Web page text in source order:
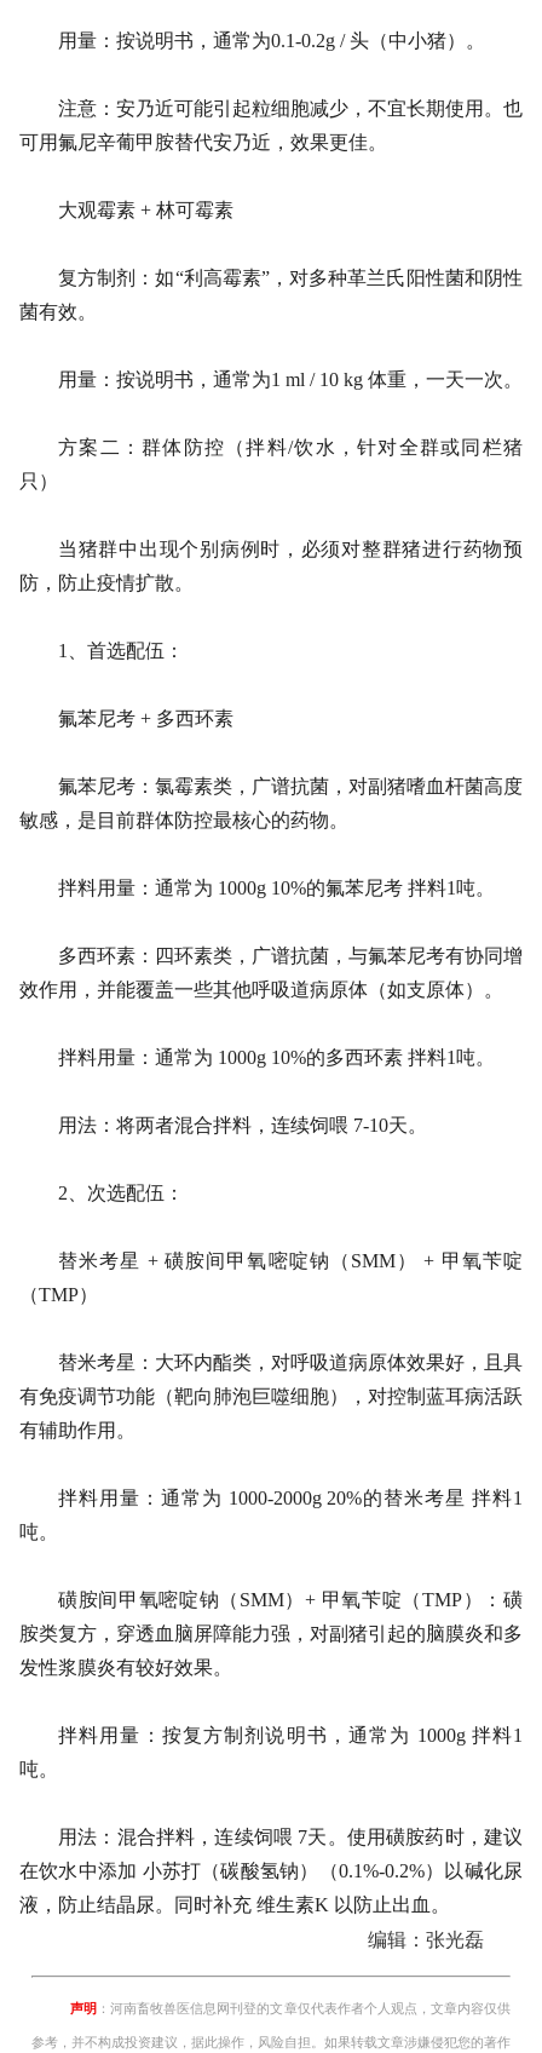
用量：按说明书，通常为0.1-0.2g / 头（中小猪）。
注意：安乃近可能引起粒细胞减少，不宜长期使用。也
可用氟尼辛葡甲胺替代安乃近，效果更佳。
大观霉素 + 林可霉素
复方制剂：如“利高霉素”，对多种革兰氏阳性菌和阴性
菌有效。
用量：按说明书，通常为1 ml / 10 kg 体重，一天一次。
方案二：群体防控（拌料/饮水，针对全群或同栏猪
只）
当猪群中出现个别病例时，必须对整群猪进行药物预
防，防止疫情扩散。
1、首选配伍：
氟苯尼考 + 多西环素
氟苯尼考：氯霉素类，广谱抗菌，对副猪嗜血杆菌高度
敏感，是目前群体防控最核心的药物。
拌料用量：通常为 1000g 10%的氟苯尼考 拌料1吨。
多西环素：四环素类，广谱抗菌，与氟苯尼考有协同增
效作用，并能覆盖一些其他呼吸道病原体（如支原体）。
拌料用量：通常为 1000g 10%的多西环素 拌料1吨。
用法：将两者混合拌料，连续饲喂 7-10天。
2、次选配伍：
替米考星 + 磺胺间甲氧嘧啶钠（SMM） + 甲氧苄啶
（TMP）
替米考星：大环内酯类，对呼吸道病原体效果好，且具
有免疫调节功能（靶向肺泡巨噬细胞），对控制蓝耳病活跃
有辅助作用。
拌料用量：通常为 1000-2000g 20%的替米考星 拌料1
吨。
磺胺间甲氧嘧啶钠（SMM）+ 甲氧苄啶（TMP）：磺
胺类复方，穿透血脑屏障能力强，对副猪引起的脑膜炎和多
发性浆膜炎有较好效果。
拌料用量：按复方制剂说明书，通常为 1000g 拌料1
吨。
用法：混合拌料，连续饲喂 7天。使用磺胺药时，建议
在饮水中添加 小苏打（碳酸氢钠）（0.1%-0.2%）以碱化尿
液，防止结晶尿。同时补充 维生素K 以防止出血。
编辑：张光磊
声明 ：河南畜牧兽医信息网刊登的文章仅代表作者个人观点，文章内容仅供
参考，并不构成投资建议，据此操作，风险自担。如果转载文章涉嫌侵犯您的著作